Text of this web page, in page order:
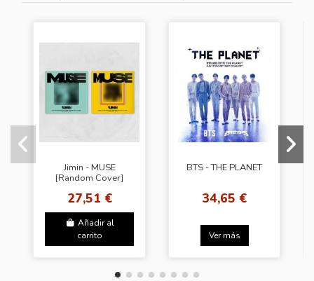
Jimin - MUSE
[Random Cover]
27,51 €
Añadir al
carrito
BTS - THE PLANET
34,65 €
Ver más